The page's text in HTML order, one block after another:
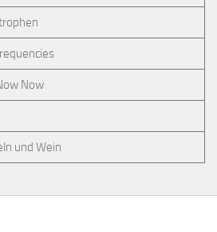
Now
und Wein